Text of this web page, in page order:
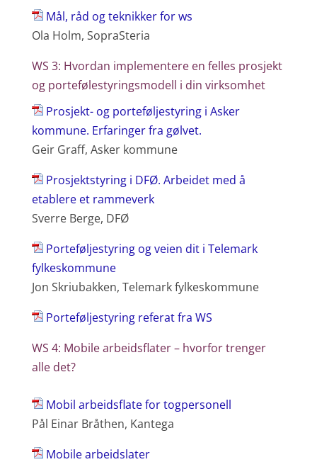
Mål, råd og teknikker for ws
Ola Holm, SopraSteria
WS 3: Hvordan implementere en felles prosjekt
og portefølestyringsmodell i din virksomhet
Prosjekt- og porteføljestyring i Asker
kommune. Erfaringer fra gølvet.
Geir Graff, Asker kommune
Prosjektstyring i DFØ. Arbeidet med å
etablere et rammeverk
Sverre Berge, DFØ
Porteføljestyring og veien dit i Telemark
fylkeskommune
Jon Skriubakken, Telemark fylkeskommune
Porteføljestyring referat fra WS
WS 4: Mobile arbeidsflater – hvorfor trenger
alle det?
Mobil arbeidsflate for togpersonell
Pål Einar Bråthen, Kantega
Mobile arbeidslater